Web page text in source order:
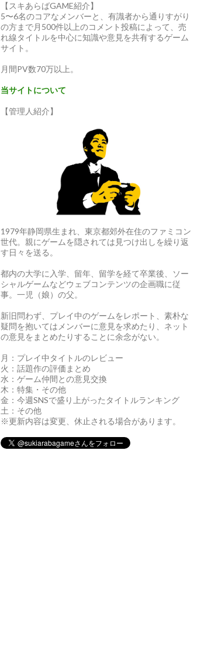
【スキあらばGAME紹介】
5〜6名のコアなメンバーと、有識者から通りすがり
の方まで月500件以上のコメント投稿によって、売
れ線タイトルを中心に知識や意見を共有するゲーム
サイト。
月間PV数70万以上。
当サイトについて
【管理人紹介】
1979年静岡県生まれ、東京都郊外在住のファミコン
世代。親にゲームを隠されては見つけ出しを繰り返
す日々を送る。
都内の大学に入学、留年、留学を経て卒業後、ソー
シャルゲームなどウェブコンテンツの企画職に従
事。一児（娘）の父。
新旧問わず、プレイ中のゲームをレポート、素朴な
疑問を抱いてはメンバーに意見を求めたり、ネット
の意見をまとめたりすることに余念がない。
月：プレイ中タイトルのレビュー
火：話題作の評価まとめ
水：ゲーム仲間との意見交換
木：特集・その他
金：今週SNSで盛り上がったタイトルランキング
土：その他
※更新内容は変更、休止される場合があります。